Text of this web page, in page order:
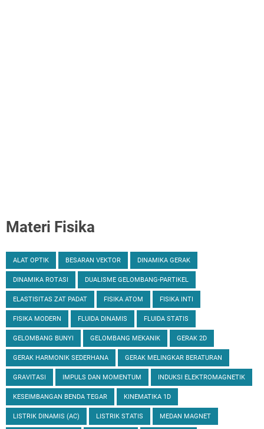
Materi Fisika
ALAT OPTIK BESARAN VEKTOR DINAMIKA GERAK
DINAMIKA ROTASI DUALISME GELOMBANG-PARTIKEL
ELASTISITAS ZAT PADAT FISIKA ATOM FISIKA INTI
FISIKA MODERN FLUIDA DINAMIS FLUIDA STATIS
GELOMBANG BUNYI GELOMBANG MEKANIK GERAK 2D
GERAK HARMONIK SEDERHANA GERAK MELINGKAR BERATURAN
GRAVITASI IMPULS DAN MOMENTUM INDUKSI ELEKTROMAGNETIK
KESEIMBANGAN BENDA TEGAR KINEMATIKA 1D
LISTRIK DINAMIS (AC) LISTRIK STATIS MEDAN MAGNET